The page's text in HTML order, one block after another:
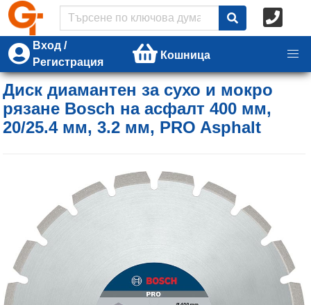
Вход /
Регистрация
Кошница
Диск диамантен за сухо и мокро
рязане Bosch на асфалт 400 мм,
20/25.4 мм, 3.2 мм, PRO Asphalt